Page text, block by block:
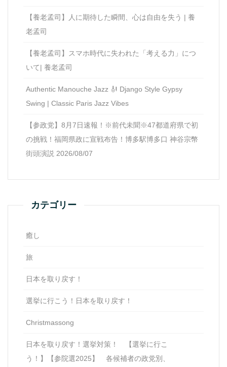
【養老孟司】人に期待した瞬間、心は自由を失う | 養
老孟司
【養老孟司】スマホ時代に失われた「考える力」につ
いて| 養老孟司
Authentic Manouche Jazz 🎻 Django Style Gypsy
Swing | Classic Paris Jazz Vibes
【参政党】8月7日速報！※前代未聞※47都道府県で初
の挑戦！福岡県政に宣戦布告！博多駅博多口 神谷宗幣
街頭演説 2026/08/07
カテゴリー
癒し
旅
日本を取り戻す！
選挙に行こう！日本を取り戻す！
Christmassong
日本を取り戻す！選挙対策！ 【選挙に行こ
う！】【参院選2025】 各候補者の政党別、